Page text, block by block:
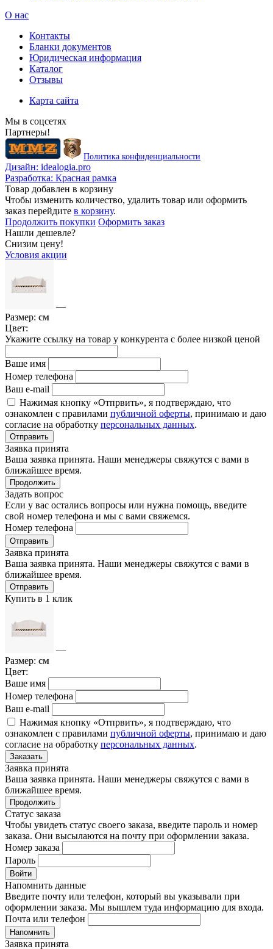
О нас
Контакты
Бланки документов
Юридическая информация
Каталог
Отзывы
Карта сайта
Мы в соцсетях
Партнеры!
Политика конфиденциальности
Дизайн: idealogia.pro
Разработка: Красная рамка
Товар добавлен в корзину
Чтобы изменить количество, удалить товар или оформить
заказ перейдите в корзину.
Продолжить покупки Оформить заказ
Нашли дешевле?
Снизим цену!
Условия акции
—
Размер: см
Цвет:
Укажите ссылку на товар у конкурента с более низкой ценой
Ваше имя
Номер телефона
Ваш e-mail
Нажимая кнопку «Отпрвить», я подтверждаю, что
ознакомлен с правилами публичной оферты, принимаю и даю
согласие на обработку персональных данных.
Отправить
Заявка принята
Ваша заявка принята. Наши менеджеры свяжутся с вами в
ближайшее время.
Продолжить
Задать вопрос
Если у вас остались вопросы или нужна помощь, введите
свой номер телефона и мы с вами свяжемся.
Номер телефона
Отправить
Заявка принята
Ваша заявка принята. Наши менеджеры свяжутся с вами в
ближайшее время.
Отправить
Купить в 1 клик
—
Размер: см
Цвет:
Ваше имя
Номер телефона
Ваш e-mail
Нажимая кнопку «Отпрвить», я подтверждаю, что
ознакомлен с правилами публичной оферты, принимаю и даю
согласие на обработку персональных данных.
Заказать
Заявка принята
Ваша заявка принята. Наши менеджеры свяжутся с вами в
ближайшее время.
Продолжить
Статус заказа
Чтобы увидеть статус своего заказа, введите пароль и номер
заказа. Они высылаются на почту при оформлении заказа.
Номер заказа
Пароль
Войти
Напомнить данные
Введите почту или телефон, который вы указывали при
оформлении заказа. Мы вышлем туда информацию для входа.
Почта или телефон
Напомнить
Заявка принята